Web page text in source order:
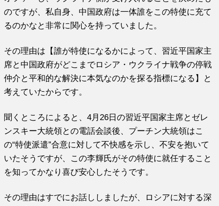
のですが、私自身、中国政府は一体誰をこの特使に充て
るのかなと非常に関心を持っていました。
その理由は【誰が特使になるかによって、習近平国家主
席と中国政府がどこまでロシア・ウクライナ戦争の停戦
仲介と平和的な解決に本気なのかを探る指標になる】と
考えていたからです。
聞くところによると、4月26日の習近平国家主席とゼレ
ンスキー大統領との電話会談後、プーチン大統領はこ
の“特使派遣”合意に対して不快感を示し、不安を抱いて
いたそうですが、この李輝氏がその特使に就任すること
を知ってかなり喜び安心したそうです。
その理由はすでにお話ししましたが、ロシアに対する深